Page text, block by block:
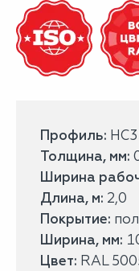
Профиль:
Толщина, мм:
Ширина
Длина, м: 2,0
Покрытие:
Ширина, мм:
Цвет: RAL